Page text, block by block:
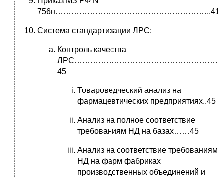
756н…………………………………………………..41
Система стандартизации ЛРС:
Контроль качества
ЛРС………………………………………………
45
Товароведческий анализ на
фармацевтических предприятиях..45
Анализ на полное соответствие
требованиям НД на базах……45
Анализ на соответствие требованиям
НД на фарм фабриках
производственных объединений и